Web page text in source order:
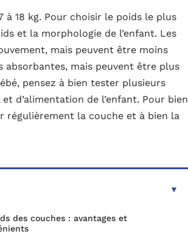
à 18 kg. Pour choisir le poids le plus
et la morphologie de l’enfant. Les
mais peuvent être moins
mais peuvent être plus
pensez à bien tester plusieurs
d’alimentation de l’enfant. Pour bien
régulièrement la couche et à bien la
des couches : avantages et